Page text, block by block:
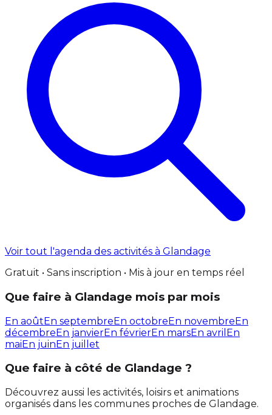
Voir tout l'agenda des activités à Glandage
Gratuit • Sans inscription • Mis à jour en temps réel
Que faire à Glandage mois par mois
En aoûtEn septembreEn octobreEn novembreEn
décembreEn janvierEn févrierEn marsEn avril En
maiEn juinEn juillet
Que faire à côté de Glandage ?
Découvrez aussi les activités, loisirs et animations
organisés dans les communes proches de Glandage.